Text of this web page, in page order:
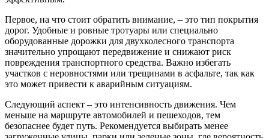
Первое, на что стоит обратить внимание, – это тип покрытия
дорог. Удобные и ровные тротуары или специально
оборудованные дорожки для двухколесного транспорта
значительно упрощают передвижение и снижают риск
повреждения транспортного средства. Важно избегать
участков с неровностями или трещинами в асфальте, так как
это может привести к аварийным ситуациям.
Следующий аспект – это интенсивность движения. Чем
меньше на маршруте автомобилей и пешеходов, тем
безопаснее будет путь. Рекомендуется выбирать менее